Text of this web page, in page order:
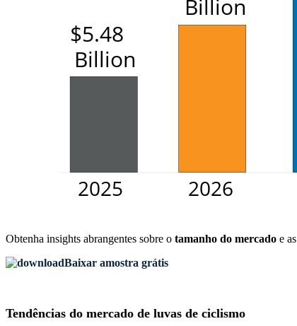
Obtenha insights abrangentes sobre o tamanho do mercado e as
Baixar amostra grátis
Tendências do mercado de luvas de ciclismo